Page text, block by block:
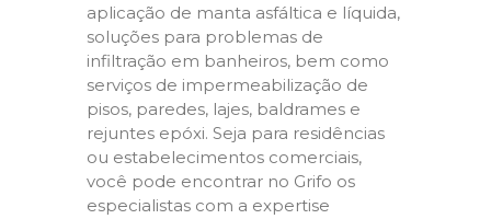
aplicação de manta asfáltica e líquida,
soluções para problemas de
infiltração em banheiros, bem como
serviços de impermeabilização de
pisos, paredes, lajes, baldrames e
rejuntes epóxi. Seja para residências
ou estabelecimentos comerciais,
você pode encontrar no Grifo os
especialistas com a expertise